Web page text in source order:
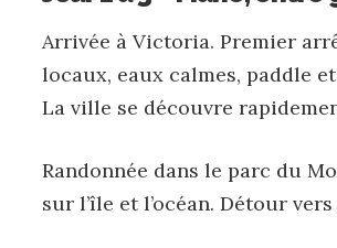
Arrivée à Victoria. Premier
locaux, eaux calmes, paddle
La ville se découvre
Randonnée dans le parc du
sur l’île et l’océan. Détour